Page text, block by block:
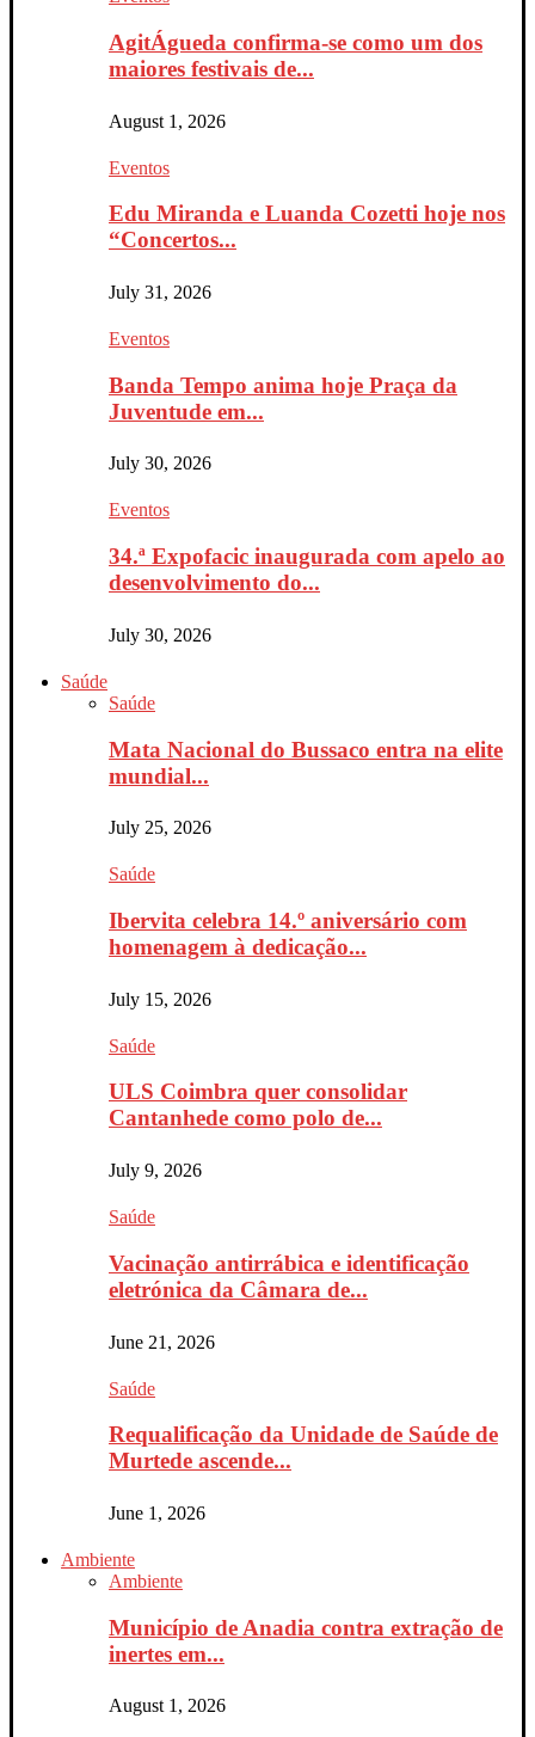
AgitÁgueda confirma-se como um dos
maiores festivais de...
August 1, 2026
Eventos
Edu Miranda e Luanda Cozetti hoje nos
“Concertos...
July 31, 2026
Eventos
Banda Tempo anima hoje Praça da
Juventude em...
July 30, 2026
Eventos
34.ª Expofacic inaugurada com apelo ao
desenvolvimento do...
July 30, 2026
Saúde
Saúde
Mata Nacional do Bussaco entra na elite
mundial...
July 25, 2026
Saúde
Ibervita celebra 14.º aniversário com
homenagem à dedicação...
July 15, 2026
Saúde
ULS Coimbra quer consolidar
Cantanhede como polo de...
July 9, 2026
Saúde
Vacinação antirrábica e identificação
eletrónica da Câmara de...
June 21, 2026
Saúde
Requalificação da Unidade de Saúde de
Murtede ascende...
June 1, 2026
Ambiente
Ambiente
Município de Anadia contra extração de
inertes em...
August 1, 2026